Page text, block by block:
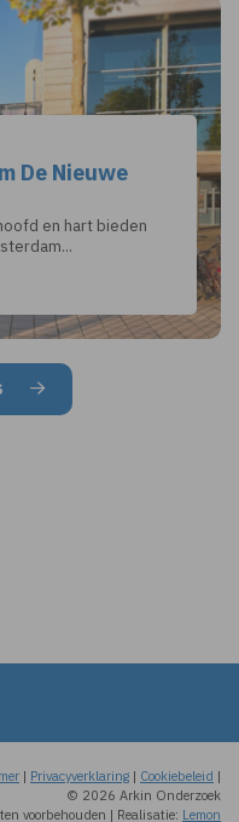
De Nieuwe
en hart bieden
| Privacyverklaring | Cookiebeleid |
© 2026 Arkin Onderzoek
voorbehouden | Realisatie: Lemon